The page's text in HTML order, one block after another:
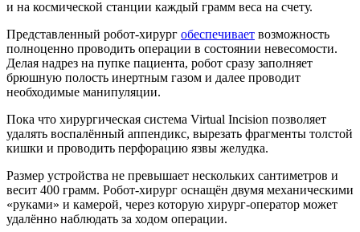
и на космической станции каждый грамм веса на счету.
Представленный робот-хирург обеспечивает возможность
полноценно проводить операции в состоянии невесомости.
Делая надрез на пупке пациента, робот сразу заполняет
брюшную полость инертным газом и далее проводит
необходимые манипуляции.
Пока что хирургическая система Virtual Incision позволяет
удалять воспалённый аппендикс, вырезать фрагменты толстой
кишки и проводить перфорацию язвы желудка.
Размер устройства не превышает нескольких сантиметров и
весит 400 грамм. Робот-хирург оснащён двумя механическими
«руками» и камерой, через которую хирург-оператор может
удалённо наблюдать за ходом операции.